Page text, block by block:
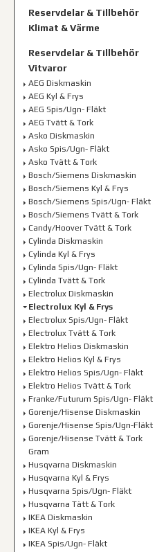
Reservdelar & Tillbehör
Klimat & Värme
Reservdelar & Tillbehör
Vitvaror
AEG Diskmaskin
AEG Kyl & Frys
AEG Spis/Ugn- Fläkt
AEG Tvätt & Tork
Asko Diskmaskin
Asko Spis/Ugn- Fläkt
Asko Tvätt & Tork
Bosch/Siemens Diskmaskin
Bosch/Siemens Kyl & Frys
Bosch/Siemens Spis/Ugn- Fläkt
Bosch/Siemens Tvätt & Tork
Candy/Hoover Tvätt & Tork
Cylinda Diskmaskin
Cylinda Kyl & Frys
Cylinda Spis/Ugn- Fläkt
Cylinda Tvätt & Tork
Electrolux Diskmaskin
Electrolux Kyl & Frys
Electrolux Spis/Ugn- Fläkt
Electrolux Tvätt & Tork
Elektro Helios Diskmaskin
Elektro Helios Kyl & Frys
Elektro Helios Spis/Ugn- Fläkt
Elektro Helios Tvätt & Tork
Franke/Futurum Spis/Ugn- Fläkt
Gorenje/Hisense Diskmaskin
Gorenje/Hisense Spis/Ugn-Fläkt
Gorenje/Hisense Tvätt & Tork
Gram
Husqvarna Diskmaskin
Husqvarna Kyl & Frys
Husqvarna Spis/Ugn- Fläkt
Husqvarna Tätt & Tork
IKEA Diskmaskin
IKEA Kyl & Frys
IKEA Spis/Ugn- Fläkt